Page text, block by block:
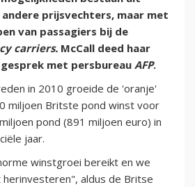
prijsvechters, maar met
van passagiers bij de
carriers. McCall deed haar
met persbureau AFP.
in 2010 groeide de 'oranje'
miljoen Britste pond winst voor
pond (891 miljoen euro) in
jaar.
winstgroei bereikt en we
aldus de Britse